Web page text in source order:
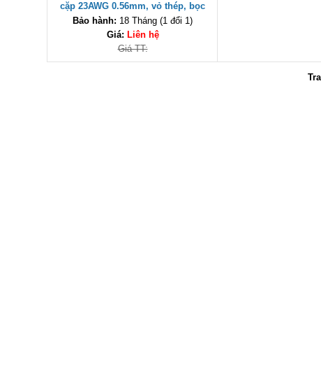
cặp 23AWG 0.56mm, vỏ thép, bọc
PE Unilink (UNI-1101-0405)
Bảo hành: 18 Tháng (1 đổi 1)
Giá: Liên hệ
Giá TT: